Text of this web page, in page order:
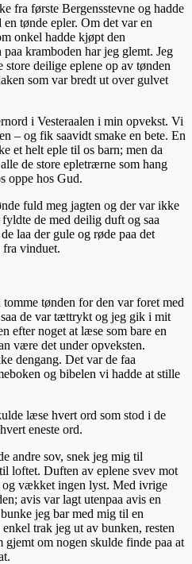
fra første Bergensstevne og hadde
tønde epler. Om det var en
onkel hadde kjøpt den
kramboden har jeg glemt. Jeg
store deilige eplene op av tønden
som var bredt ut over gulvet
i Vesteraalen i min opvekst. Vi
– og fik saavidt smake en bete. En
et helt eple til os barn; men da
de store epletrærne som hang
oppe hos Gud.
fuld meg jagten og der var ikke
de med deilig duft og saa
laa der gule og røde paa det
fra vinduet.
tønden for den var foret med
de var tættrykt og jeg gik i mit
efter noget at læse som bare en
være det under opveksten.
dengang. Det var de faa
og bibelen vi hadde at stille
læse hvert ord som stod i de
eneste ord.
andre sov, snek jeg mig til
loftet. Duften av eplene svev mot
og vækket ingen lyst. Med ivrige
avis var lagt utenpaa avis en
jeg bar med mig til en
trak jeg ut av bunken, resten
gjemt om nogen skulde finde paa at